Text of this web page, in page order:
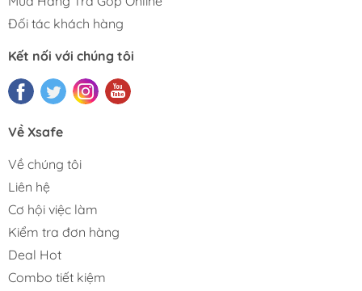
Đối tác khách hàng
Kết nối với chúng tôi
Về Xsafe
Về chúng tôi
Liên hệ
Cơ hội việc làm
Kiểm tra đơn hàng
Deal Hot
Combo tiết kiệm